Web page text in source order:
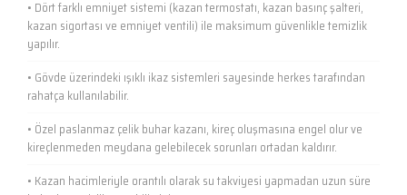
• Dört farklı emniyet sistemi (kazan termostatı, kazan basınç şalteri,
kazan sigortası ve emniyet ventili) ile maksimum güvenlikle temizlik
yapılır.
• Gövde üzerindeki ışıklı ikaz sistemleri sayesinde herkes tarafından
rahatça kullanılabilir.
• Özel paslanmaz çelik buhar kazanı, kireç oluşmasına engel olur ve
kireçlenmeden meydana gelebilecek sorunları ortadan kaldırır.
• Kazan hacimleriyle orantılı olarak su takviyesi yapmadan uzun süre